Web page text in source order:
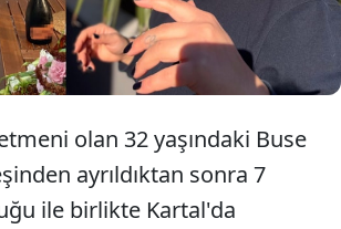
alındı. Gözaltına alınan erkek
serbest bırakıldı.
olan 32 yaşındaki Buse
ayrıldıktan sonra 7
ile birlikte Kartal'da